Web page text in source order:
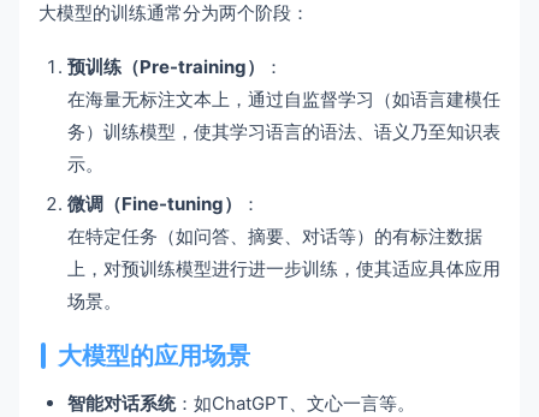
大模型的训练通常分为两个阶段：
预训练（Pre-training）
：
在海量无标注文本上，通过自监督学习（如语言建模任
务）训练模型，使其学习语言的语法、语义乃至知识表
示。
微调（Fine-tuning）
：
在特定任务（如问答、摘要、对话等）的有标注数据
上，对预训练模型进行进一步训练，使其适应具体应用
场景。
大模型的应用场景
智能对话系统：如ChatGPT、文心一言等。